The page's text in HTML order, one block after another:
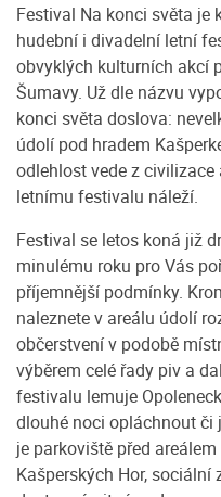
Festival Na konci světa
hudební i divadelní letní
obvyklých kulturních akcí
Šumavy. Už dle názvu
konci světa doslova:
údolí pod hradem
odlehlost vede z
letnímu festivalu náleží.
Festival se letos koná již
minulému roku pro Vás
příjemnější podmínky.
naleznete v areálu údolí
občerstvení v podobě
výběrem celé řady piv a
festivalu lemuje
dlouhé noci opláchnout
je parkoviště před
Kašperských Hor,